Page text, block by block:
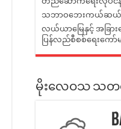
သဘာဝဘေးကယ်ဆယ်ရေ
လယ်ယာမြေနှင့် အခြားမ
ပြန်လည်စီစစ်ရေးကေ
မိုးလေဝသ သတင်